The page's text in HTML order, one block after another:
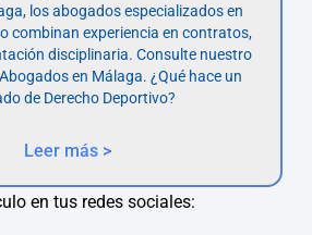
los abogados especializados en
combinan experiencia en contratos,
disciplinaria. Consulte nuestro
en Málaga. ¿Qué hace un
de Derecho Deportivo?
Leer más >
en tus redes sociales: